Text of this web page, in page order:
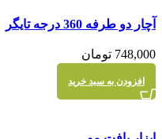
نمایش سریع
آچار دو طرفه 360 درجه تایگر
748,000 تومان
افزودن به سبد خرید